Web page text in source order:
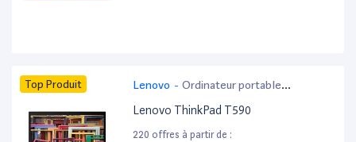
Top Produit Lenovo - Ordinateur portable
bureautique
Lenovo ThinkPad T590
220 offres à partir de :